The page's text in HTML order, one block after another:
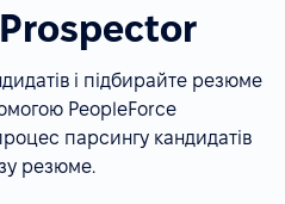
і підбирайте резюме
PeopleForce
парсингу кандидатів
резюме.